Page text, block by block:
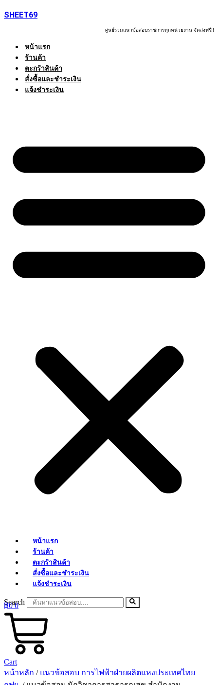
to
SHEET69
ศูนย์รวมแนวข้อสอบราชการทุกหน่วยงาน จัดส่งฟรี!!
หน้าแรก
ร้านค้า
ตะกร้าสินค้า
สั่งซื้อและชำระเงิน
แจ้งชำระเงิน
หน้าแรก
ร้านค้า
ตะกร้าสินค้า
สั่งซื้อและชำระเงิน
แจ้งชำระเงิน
Search
฿0 0
Cart
หน้าหลัก / แนวข้อสอบ การไฟฟ้าฝ่ายผลิตแหงประเทศไทย